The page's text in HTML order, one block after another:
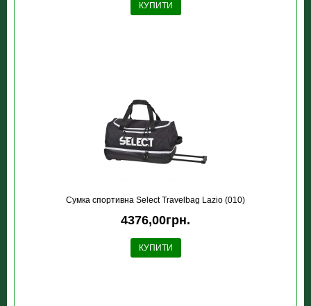
КУПИТИ
Сумка спортивна Select Travelbag Lazio (010)
4376,00грн.
КУПИТИ